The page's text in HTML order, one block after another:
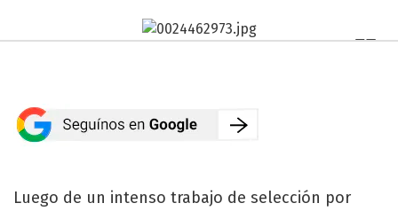
Luego de un intenso trabajo de selección por